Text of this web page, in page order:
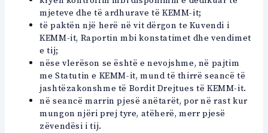
mjeteve dhe të ardhurave të KEMM-it;
të paktën një herë në vit dërgon te Kuvendi i
KEMM-it, Raportin mbi konstatimet dhe vendimet
e tij;
nëse vlerëson se është e nevojshme, në pajtim
me Statutin e KEMM-it, mund të thirrë seancë të
jashtëzakonshme të Bordit Drejtues të KEMM-it.
në seancë marrin pjesë anëtarët, por në rast kur
mungon njëri prej tyre, atëherë, merr pjesë
zëvendësi i tij.